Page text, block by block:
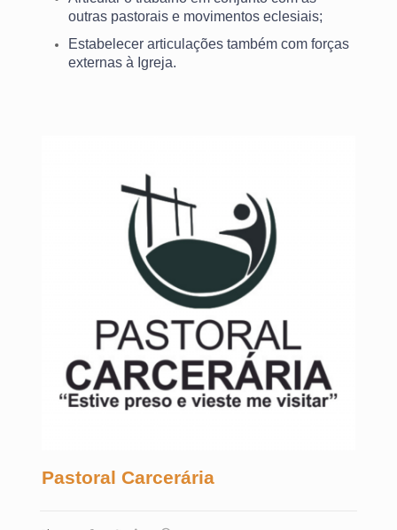
outras pastorais e movimentos eclesiais;
Estabelecer articulações também com forças
externas à Igreja.
Pastoral Carcerária